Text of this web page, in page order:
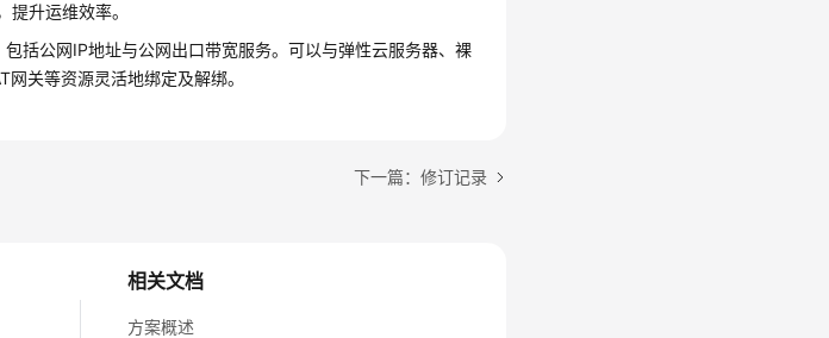
升运维效率。
括公网IP地址与公网出口带宽服务。可以与弹性云服务器、裸
关等资源灵活地绑定及解绑。
下一篇：修订记录
相关文档
方案概述